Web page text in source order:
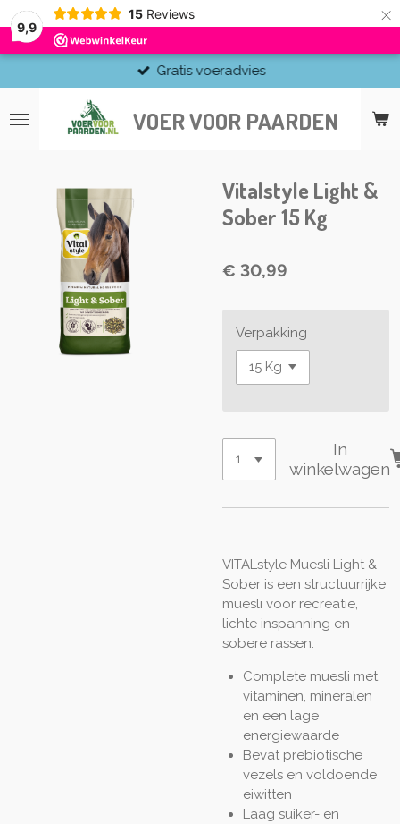
9,9
15 Reviews ×
VOER VOOR PAARDEN
Gratis voeradvies
Vitalstyle Light &
Sober 15 Kg
€ 30,99
Verpakking
In
winkelwagen
VITALstyle Muesli Light &
Sober is een structuurrijke
muesli voor recreatie,
lichte inspanning en
sobere rassen.
Complete muesli met
vitaminen, mineralen
en een lage
energiewaarde
Bevat prebiotische
vezels en voldoende
eiwitten
Laag suiker- en